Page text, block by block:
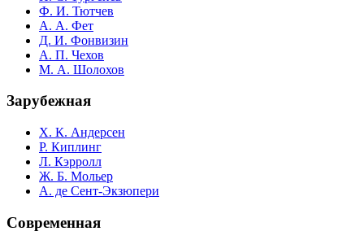
Ф. И. Тютчев
А. А. Фет
Д. И. Фонвизин
А. П. Чехов
М. А. Шолохов
Зарубежная
Х. К. Андерсен
Р. Киплинг
Л. Кэрролл
Ж. Б. Мольер
А. де Сент-Экзюпери
Современная